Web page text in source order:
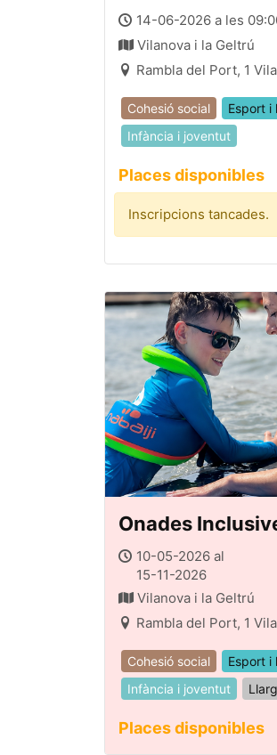
14-06-2026 a les
Vilanova i la Geltrú
Rambla del Port, 1
Cohesió social
Esport i
Infància i joventut
Places disponibles
Inscripcions tancades.
Onades
10-05-2026 al
15-11-2026
Vilanova i la Geltrú
Rambla del Port, 1
Cohesió social
Esport i
Infància i joventut
Places disponibles